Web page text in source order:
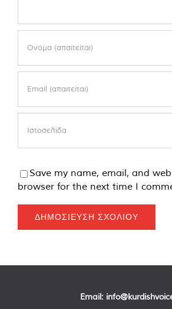
Save my name, email, and
browser for the next time I
Email: